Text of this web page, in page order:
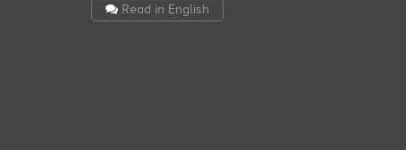
Read in English